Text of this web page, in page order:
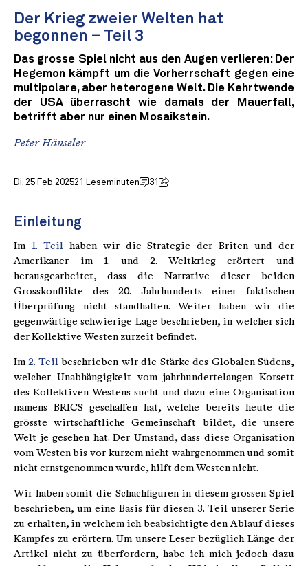
Der Krieg zweier Welten hat
begonnen – Teil 3
Das grosse Spiel nicht aus den Augen verlieren: Der
Hegemon kämpft um die Vorherrschaft gegen eine
multipolare, aber heterogene Welt. Die Kehrtwende
der USA überrascht wie damals der Mauerfall,
betrifft aber nur einen Mosaikstein.
Peter Hänseler
Di. 25 Feb 202521 Leseminuten 31
Einleitung
Im 1. Teil haben wir die Strategie der Briten und der
Amerikaner im 1. und 2. Weltkrieg erörtert und
herausgearbeitet, dass die Narrative dieser beiden
Grosskonflikte des 20. Jahrhunderts einer faktischen
Überprüfung nicht standhalten. Weiter haben wir die
gegenwärtige schwierige Lage beschrieben, in welcher sich
der Kollektive Westen zurzeit befindet.
Im2. Teil beschrieben wir die Stärke des Globalen Südens,
welcher Unabhängigkeit vom jahrhundertelangen Korsett
des Kollektiven Westens sucht und dazu eine Organisation
namens BRICS geschaffen hat, welche bereits heute die
grösste wirtschaftliche Gemeinschaft bildet, die unsere
Welt je gesehen hat. Der Umstand, dass diese Organisation
vom Westen bis vor kurzem nicht wahrgenommen und somit
nicht ernstgenommen wurde, hilft dem Westen nicht.
Wir haben somit die Schachfiguren in diesem grossen Spiel
beschrieben, um eine Basis für diesen 3. Teil unserer Serie
zu erhalten, in welchem ich beabsichtigte den Ablauf dieses
Kampfes zu erörtern. Um unsere Leser bezüglich Länge der
Artikel nicht zu überfordern, habe ich mich jedoch dazu